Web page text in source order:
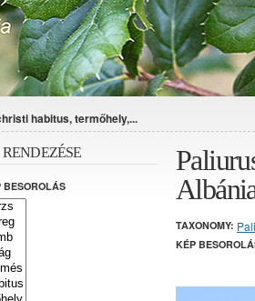
habitus, termőhely,...
TAXONOMY:
KÉP
BESOROLÁS